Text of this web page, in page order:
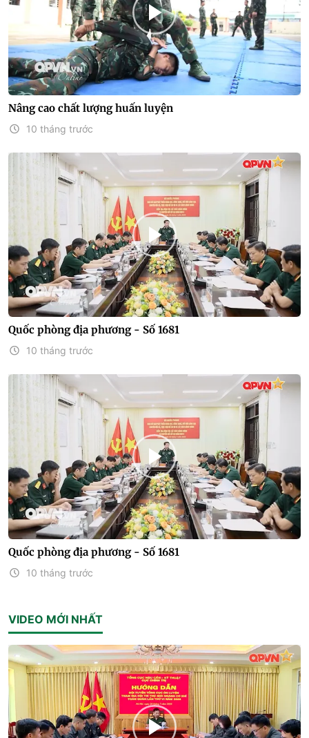
Nâng cao chất lượng huấn luyện
10 tháng trước
Quốc phòng địa phương - Số 1681
10 tháng trước
Quốc phòng địa phương - Số 1681
10 tháng trước
VIDEO MỚI NHẤT